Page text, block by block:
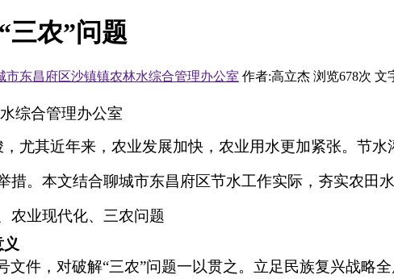
三农”问题
市东昌府区沙镇镇农林水综合管理办公室 作者:高立杰 浏览678次 文
综合管理办公室
，尤其近年来，农业发展加快，农业用水更加紧张。节
措。本文结合聊城市东昌府区节水工作实际，夯实农田
农业现代化、三农问题
文件，对破解“三农”问题一以贯之。立足民族复兴战略